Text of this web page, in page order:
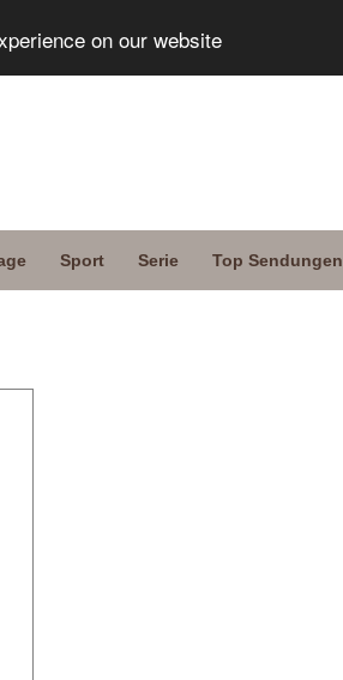
on our website
Sport Serie Top Sendungen